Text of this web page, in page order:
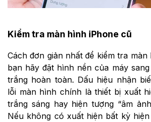
Kiểm tra màn hình iPhone cũ
Cách đơn giản nhất để kiểm tra
bạn hãy đặt hình nền của máy
trắng hoàn toàn. Dấu hiệu nhận
lỗi màn hình chính là thiết bị xuất
trắng sáng hay hiện tượng “âm
Nếu không có xuất hiện bất kỳ